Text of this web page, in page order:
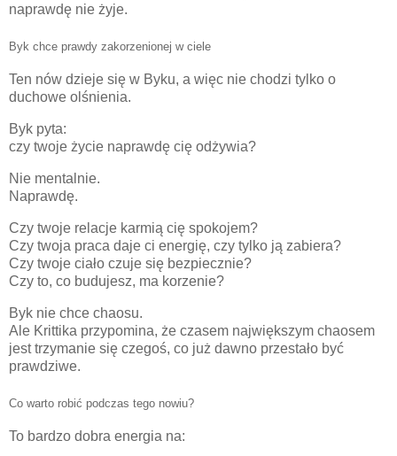
naprawdę nie żyje.
Byk chce prawdy zakorzenionej w ciele
Ten nów dzieje się w Byku, a więc nie chodzi tylko o
duchowe olśnienia.
Byk pyta:
czy twoje życie naprawdę cię odżywia?
Nie mentalnie.
Naprawdę.
Czy twoje relacje karmią cię spokojem?
Czy twoja praca daje ci energię, czy tylko ją zabiera?
Czy twoje ciało czuje się bezpiecznie?
Czy to, co budujesz, ma korzenie?
Byk nie chce chaosu.
Ale Krittika przypomina, że czasem największym chaosem
jest trzymanie się czegoś, co już dawno przestało być
prawdziwe.
Co warto robić podczas tego nowiu?
To bardzo dobra energia na: